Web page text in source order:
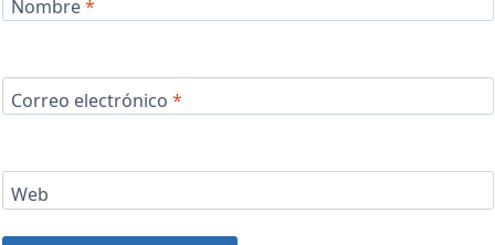
Nombre*
Correo electrónico *
Web